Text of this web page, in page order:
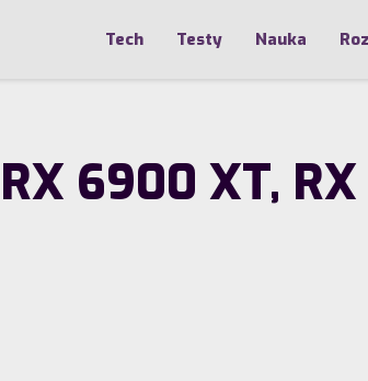
Tech Testy Nauka
6900 XT,